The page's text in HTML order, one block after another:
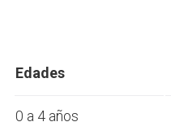
Edades
0 a 4 años